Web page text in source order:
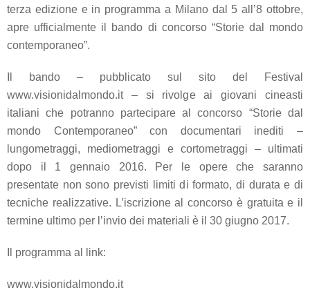
terza edizione e in programma a Milano dal 5 all’8 ottobre,
apre ufficialmente il bando di concorso “Storie dal mondo
contemporaneo”.
Il bando – pubblicato sul sito del Festival
www.visionidalmondo.it – si rivolge ai giovani cineasti
italiani che potranno partecipare al concorso “Storie dal
mondo Contemporaneo” con documentari inediti –
lungometraggi, mediometraggi e cortometraggi – ultimati
dopo il 1 gennaio 2016. Per le opere che saranno
presentate non sono previsti limiti di formato, di durata e di
tecniche realizzative. L’iscrizione al concorso è gratuita e il
termine ultimo per l’invio dei materiali è il 30 giugno 2017.
Il programma al link:
www.visionidalmondo.it